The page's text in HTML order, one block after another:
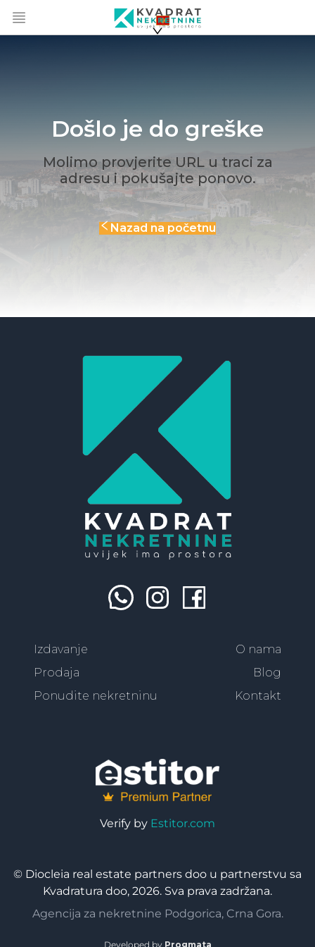
Došlo je do greške
Molimo provjerite URL u traci za
adresu i pokušajte ponovo.
Nazad na početnu
Izdavanje
Prodaja
Ponudite nekretninu
O nama
Blog
Kontakt
Verify by Estitor.com
© Diocleia real estate partners doo u partnerstvu sa
Kvadratura doo, 2026. Sva prava zadržana.
Agencija za nekretnine Podgorica, Crna Gora.
Developed by Progmata